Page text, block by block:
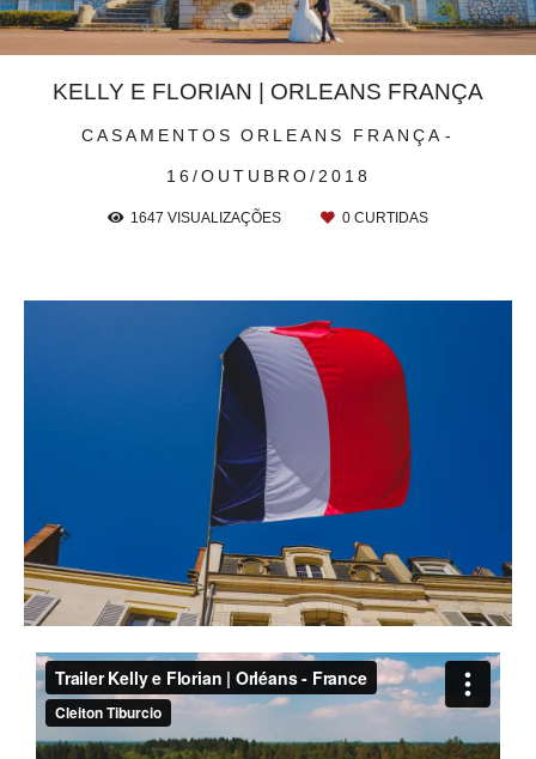
CASAMENTOS ORLEANS FRANÇA
16/OUTUBRO/2018
KELLY E FLORIAN | ORLEANS FRANÇA
1647 VISUALIZAÇÕES 0 CURTIDAS